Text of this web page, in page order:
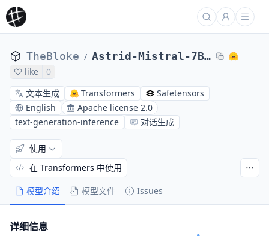
TheBloke / Astrid-Mistral-7B-AWQ
like
0
文本生成
Transformers
Safetensors
English
Apache license 2.0
text-generation-inference
对话生成
模型介绍 模型文件 Issues
使用
在 Transformers 中使用
详细信息